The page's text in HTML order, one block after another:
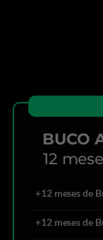
BUCO
12
+12 meses de
+12 meses de